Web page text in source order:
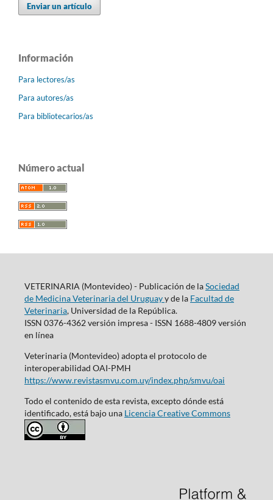
Enviar un artículo
Información
Para lectores/as
Para autores/as
Para bibliotecarios/as
Número actual
VETERINARIA (Montevideo) - Publicación de laSociedad
de Medicina Veterinaria del Uruguayy de la Facultad de
Veterinaria, Universidad de la República.
ISSN 0376-4362 versión impresa - ISSN 1688-4809 versión
en línea
Veterinaria (Montevideo) adopta el protocolo de
interoperabilidad OAI-PMH
https://www.revistasmvu.com.uy/index.php/smvu/oai
Todo el contenido de esta revista, excepto dónde está
identificado, está bajo una Licencia Creative Commons